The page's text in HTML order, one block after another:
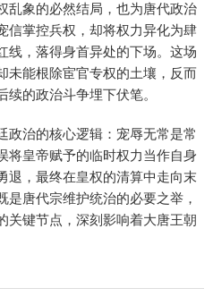
乱象的必然结局，也为唐代政治
信掌控兵权，却将权力异化为肆
线，落得身首异处的下场。这场
未能根除宦官专权的土壤，反而
的政治斗争埋下伏笔。
政治的核心逻辑：宠辱无常是常
将皇帝赋予的临时权力当作自身
退，最终在皇权的清算中走向末
唐代宗维护统治的必要之举，
关键节点，深刻影响着大唐王朝